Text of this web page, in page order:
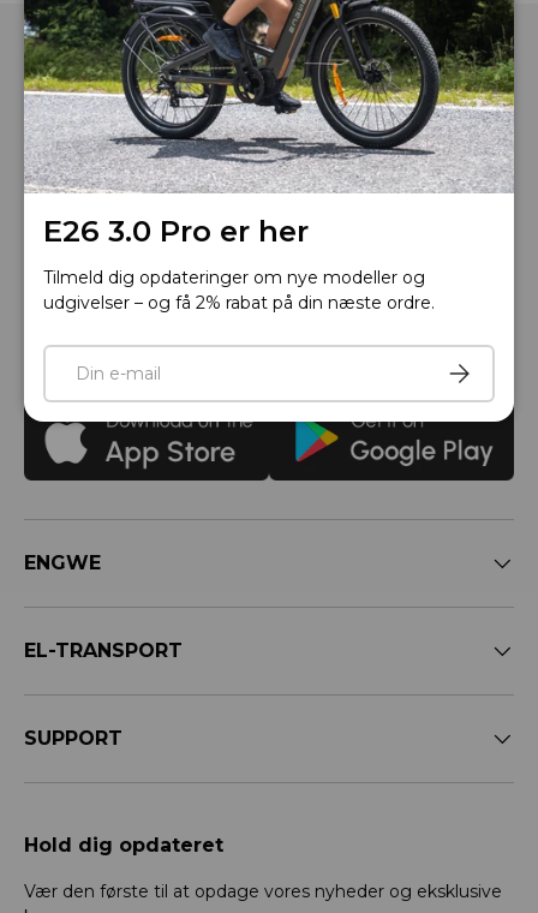
E26 3.0 Pro er her
Tilmeld dig opdateringer om nye modeller og
udgivelser – og få 2% rabat på din næste ordre.
E-mail Tilmeld
Telefon: +33 805980036
Åbningstider: Mandag til fredag, 9:00 til 18:00 (GMT+1)
E-mail :
service.dk@engwe.com
ENGWE App
ENGWE
EL-TRANSPORT
SUPPORT
Hold dig opdateret
Vær den første til at opdage vores nyheder og eksklusive